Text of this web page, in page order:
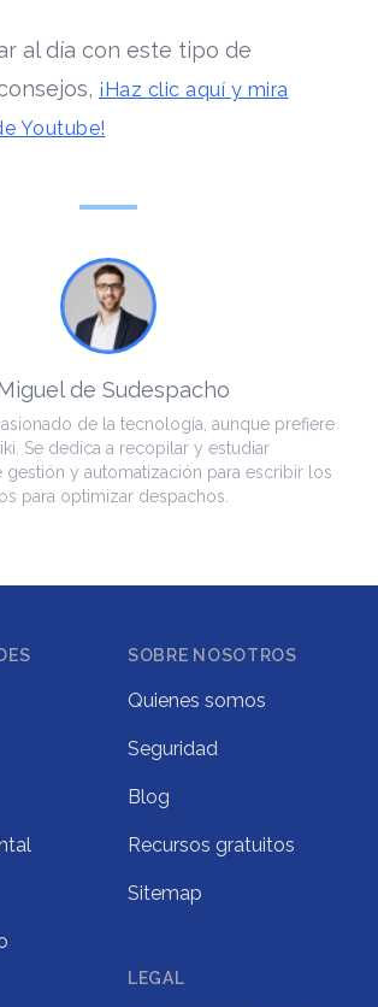
al día con este tipo de
¡Haz clic aquí y mira
Youtube!
de Sudespacho
de la tecnología, aunque prefiere
Se dedica a recopilar y estudiar
gestión y automatización para escribir los
para optimizar despachos.
SOBRE NOSOTROS
Quienes somos
Seguridad
Blog
Recursos gratuitos
Sitemap
LEGAL